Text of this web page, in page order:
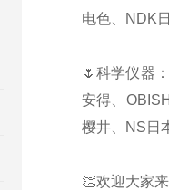
电色、NDK
🌷科学仪器
安得、
樱井、NS日
👏欢迎大家